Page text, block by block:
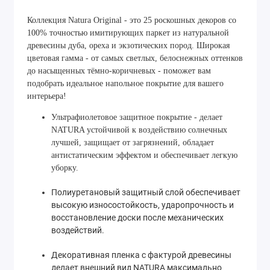
Коллекция Natura Original - это 25 роскошных декоров со
100% точностью имитирующих паркет из натуральной
древесины дуба, ореха и экзотических пород. Широкая
цветовая гамма - от самых светлых, белоснежных оттенков
до насыщенных тёмно-коричневых - поможет вам
подобрать идеальное напольное покрытие для вашего
интерьера!
Ультрафиолетовое защитное покрытие - делает
NATURA устойчивой к воздействию солнечных
лучшей, защищает от загрязнений, обладает
антистатическим эффектом и обеспечивает легкую
уборку.
Полиуретановый защитный слой обеспечивает
высокую износостойкость, ударопрочность и
восстановление доски после механических
воздействий.
Декоративная пленка с фактурой древесины
делает внешний вид NATURA максимально